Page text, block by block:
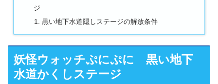
ジ
黒い地下水道隠しステージの解放条件
妖怪ウォッチぷにぷに 黒い地下
水道かくしステージ